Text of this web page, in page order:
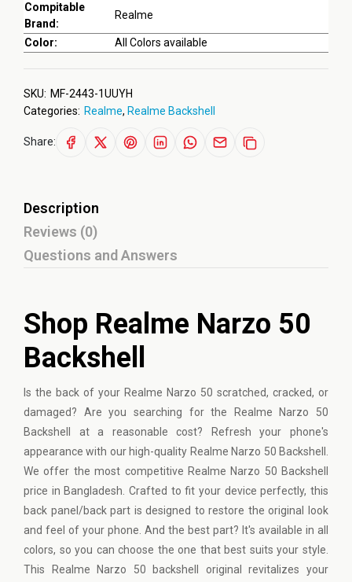
Compitable
Brand:
Realme
Color: All Colors available
SKU: MF-2443-1UUYH
Categories: Realme, Realme Backshell
Share:
Description
Reviews (0)
Questions and Answers
Shop Realme Narzo 50
Backshell
Is the back of your Realme Narzo 50 scratched, cracked, or
damaged? Are you searching for the Realme Narzo 50
Backshell at a reasonable cost? Refresh your phone's
appearance with our high-quality Realme Narzo 50 Backshell.
We offer the most competitive Realme Narzo 50 Backshell
price in Bangladesh. Crafted to fit your device perfectly, this
back panel/back part is designed to restore the original look
and feel of your phone. And the best part? It's available in all
colors, so you can choose the one that best suits your style.
This Realme Narzo 50 backshell original revitalizes your